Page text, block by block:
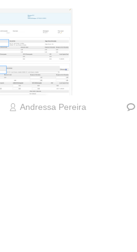
Andressa Pereira